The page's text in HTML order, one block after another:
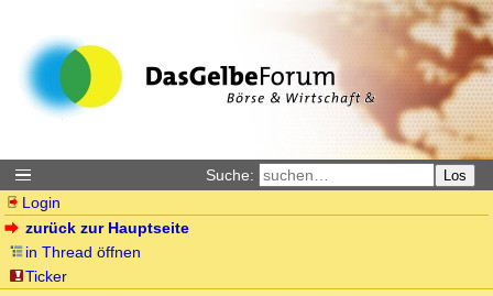
Suche: Los
Login
zurück zur Hauptseite
in Thread öffnen
Ticker